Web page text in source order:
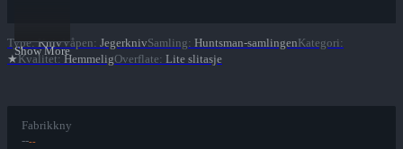
Show More
Type: KnivVåpen: JegerknivSamling: Huntsman-samlingenKategori:
★Kvalitet: HemmeligOverflate: Lite slitasje
Fabrikkny
----